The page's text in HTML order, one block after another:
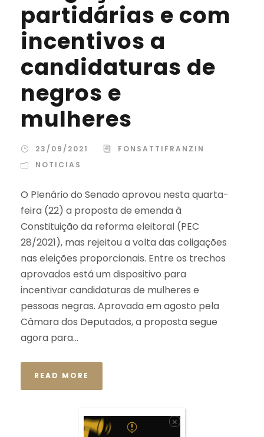
partidárias e com
incentivos a
candidaturas de
negros e
mulheres
23/09/2021
FONSATTIFRANZIN
NOTICIAS
O Plenário do Senado aprovou nesta quarta-
feira (22) a proposta de emenda à
Constituição da reforma eleitoral (PEC
28/2021), mas rejeitou a volta das coligações
nas eleições proporcionais. Entre os trechos
aprovados está um dispositivo para
incentivar candidaturas de mulheres e
pessoas negras. Aprovada em agosto pela
Câmara dos Deputados, a proposta segue
agora para...
READ MORE
×